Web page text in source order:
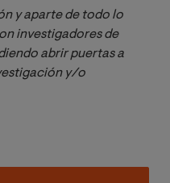
y aparte de todo lo
investigadores de
abrir puertas a
y/o